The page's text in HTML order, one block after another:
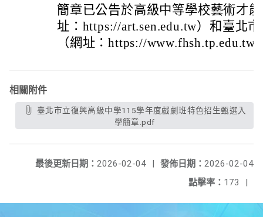
簡章已公告於高級中等學校藝術才
址：https://art.sen.edu.tw）和臺北
（網址：https://www.fhsh.tp.edu.tw
相關附件
學簡章.pdf
發佈日期： 2026-02-04
最後更新日期： 2026-02-04
|
點擊率： 173 |